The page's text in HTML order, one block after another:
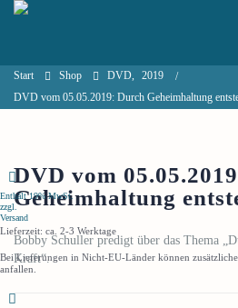
Start Shop DVD,
2019
DVD vom 05.05.2019: Durch Geheimhaltung
DVD vom
Geheimhaltung
Enthält 19% MwSt.
zzgl.
Versand
Lieferzeit: ca. 2-3 Werktage
Bei Lieferungen in Nicht-EU-Länder können
anfallen.
Bobby Schuller predigt über das Thema
Kraft“.